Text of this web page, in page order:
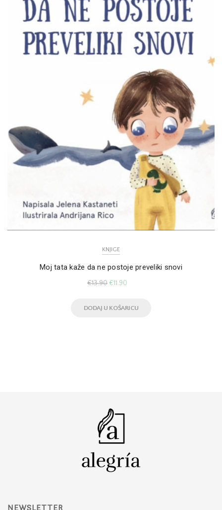
KNJIGE
Moj tata kaže da ne postoje preveliki snovi
€13.90€11.90
DODAJ U KOŠARICU
NEWSLETTER